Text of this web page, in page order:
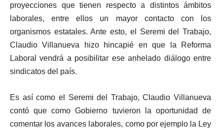
proyecciones que tienen respecto a distintos ámbitos
laborales, entre ellos un mayorcontacto con los
organismos estatales. Ante esto, el Seremi del Trabajo,
Claudio Villanueva hizo hincapié enque
la Reforma
Laboralvendrá a posibilitar ese anhelado diálogo entre
sindicatos del país.
Es así como el Seremi del Trabajo, Claudio Villanueva
contó que como Gobierno tuvieron la oportunidad de
comentar los avances laborales, como por ejemplo la Ley